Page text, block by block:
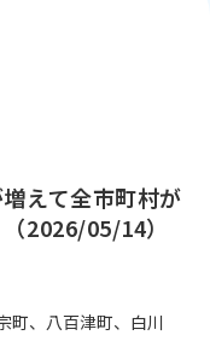
えて全市町村が
2026/05/14）
町、八百津町、白川